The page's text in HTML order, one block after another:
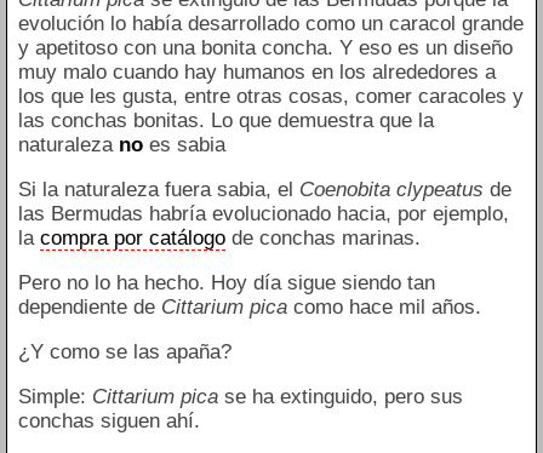
evolución lo había desarrollado como un caracol grande
y apetitoso con una bonita concha. Y eso es un diseño
muy malo cuando hay humanos en los alrededores a
los que les gusta, entre otras cosas, comer caracoles y
las conchas bonitas. Lo que demuestra que la
naturaleza noes sabia
Si la naturaleza fuera sabia, el Coenobita clypeatus de
las Bermudas habría evolucionado hacia, por ejemplo,
la compra por catálogode conchas marinas.
Pero no lo ha hecho. Hoy día sigue siendo tan
dependiente de Cittarium picacomo hace mil años.
¿Y como se las apaña?
Simple: Cittarium picase ha extinguido, pero sus
conchas siguen ahí.